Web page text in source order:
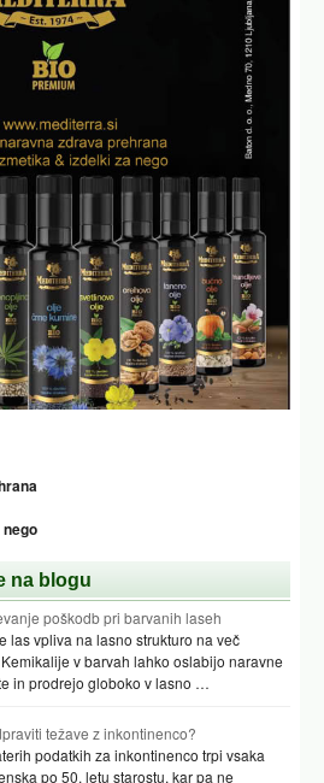
na blogu
poškodb pri barvanih laseh
las vpliva na lasno strukturo na več
v barvah lahko oslabijo naravne
in prodrejo globoko v lasno …
težave z inkontinenco?
podatkih za inkontinenco trpi vsaka
po 50. letu starostu, kar pa ne